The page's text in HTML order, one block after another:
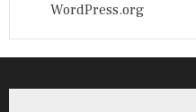
WordPress.org